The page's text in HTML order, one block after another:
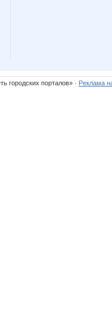
городских порталов» · Реклама